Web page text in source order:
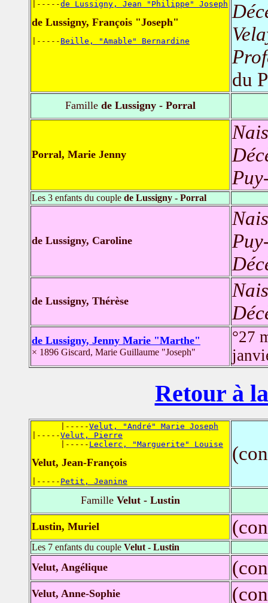
|-----de Lussigny, Jean "Philippe" Joseph
de Lussigny, François "Joseph"
|----- Beille, "Amable" Bernardine
du
Famillede Lussigny - Porral
Porral, Marie Jenny
Les 3 enfants du couple de Lussigny - Porral
de Lussigny, Caroline
de Lussigny, Thérèse
de Lussigny, Jenny Marie "Marthe"
× 1896 Giscard, Marie Guillaume "Joseph"
°27
Retour à
      |-----
Velut, "André" Marie Joseph
|-----Velut, Pierre
      |-----
Leclerc, "Marguerite" Louise
Velut, Jean-François
|----- Petit, Jeanine
FamilleVelut - Lustin
Lustin, Muriel
Les 7 enfants du couple Velut - Lustin
Velut, Angélique
Velut, Anne-Sophie